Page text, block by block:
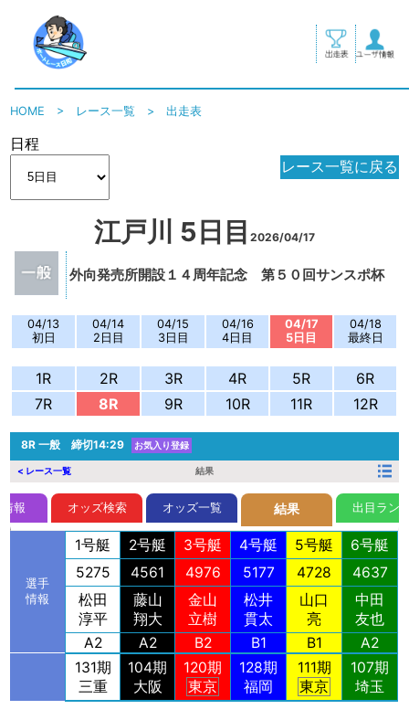
HOME > レース一覧 >出走表
日程
レース一覧に戻る
江戸川 5日目 2026/04/17
外向発売所開設１４周年記念 第５０回サンスポ杯
04/13
初日
04/14
2日目
04/15
3日目
04/16
4日目
04/17
5日目
04/18
最終日
1R 2R 3R 4R 5R
6R
7R
8R 9R 10R 11R 12R
8R一般 締切14:29 お気入り登録
< レース一覧 結果
報 オッズ検索 オッズ一覧 結果 出目ラン
選手
情報
1号艇 2号艇 3号艇 4号艇 5号艇
6号艇
5275
4561 4976 5177 4728
4637
松田
淳平
藤山
翔大
金山
立樹
松井
貫太
山口
亮
中田
友也
A2
A2 B2 B1 B1
A2
131期
三重
104期
大阪
120期
東京
128期
福岡
111期
東京
107期
埼玉